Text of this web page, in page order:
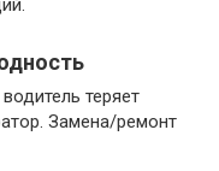
теряет
Замена/ремонт